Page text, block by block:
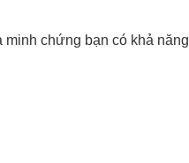
chứng bạn có khả năng